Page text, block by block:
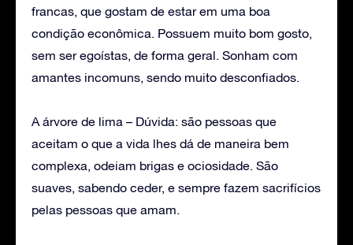
francas, que gostam de estar em uma boa
condição econômica. Possuem muito bom gosto,
sem ser egoístas, de forma geral. Sonham com
amantes incomuns, sendo muito desconfiados.
A árvore de lima – Dúvida: são pessoas que
aceitam o que a vida lhes dá de maneira bem
complexa, odeiam brigas e ociosidade. São
suaves, sabendo ceder, e sempre fazem sacrifícios
pelas pessoas que amam.